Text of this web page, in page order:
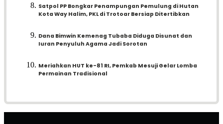
Satpol PP Bongkar Penampungan Pemulung di Hutan
Kota Way Halim, PKL di Trotoar Bersiap Ditertibkan
Dana Bimwin Kemenag Tubaba Diduga Disunat dan
Iuran Penyuluh Agama Jadi Sorotan
Meriahkan HUT ke-81 RI, Pemkab Mesuji Gelar Lomba
Permainan Tradisional